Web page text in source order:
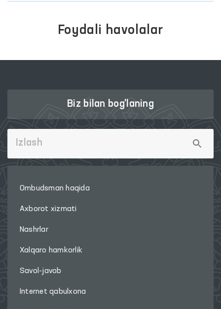
Foydali havolalar
Biz bilan bog'laning
Ombudsman haqida
Axborot xizmati
Nashrlar
Xalqaro hamkorlik
Savol-javob
Internet qabulxona